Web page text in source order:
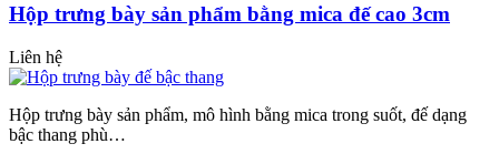
Hộp trưng bày sản phẩm bằng mica đế cao 3cm
Liên hệ
Hộp trưng bày sản phẩm, mô hình bằng mica trong suốt, đế dạng
bậc thang phù…